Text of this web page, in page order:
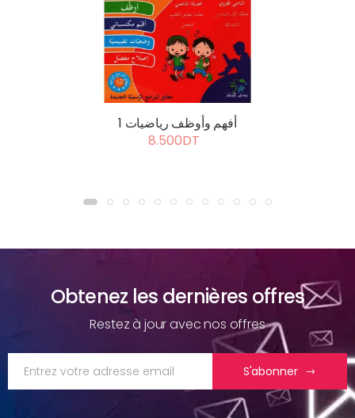
أفهم وأوظف رياضيات 1
8.500DT
Obtenez les dernières offres
Restez à jour avec nos offres
S'abonner